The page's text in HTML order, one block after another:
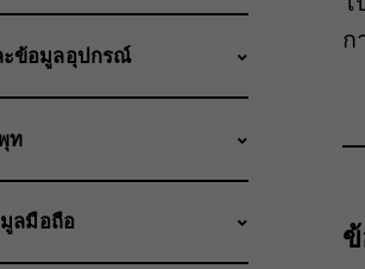
ข้อมูลอุปกรณ์
ท
ลมือถือ
ก